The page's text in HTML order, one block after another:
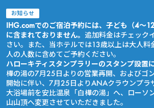
お知らせ
IHG.comでのご宿泊予約には、子ども（4～
に含まれておりません。 追加料金はチェック
さい。また、当ホテルでは13歳以上は大人料
人の人数に含めてご予約ください。
ハローキティスタンプラリーのスタンプ設置
樺の湯の7月25日よりの営業再開、およびゴ
開始に伴い、7月25日よりANAクラウンプラ
大浴場前を安比温泉「白樺の湯」へ、ローソ
山山頂へ変更させていただきました。